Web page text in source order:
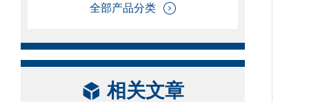
全部产品分类
相关文章